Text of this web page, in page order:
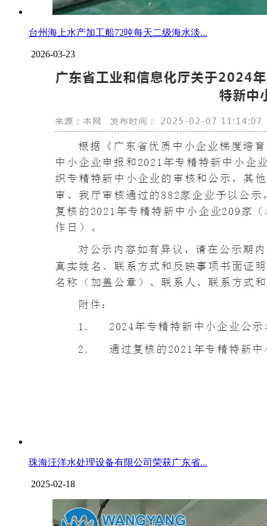
台州海上水产加工船72吨每天二级海水淡...
2026-03-23
珠海汪洋水处理设备有限公司荣获广东省...
2025-02-18